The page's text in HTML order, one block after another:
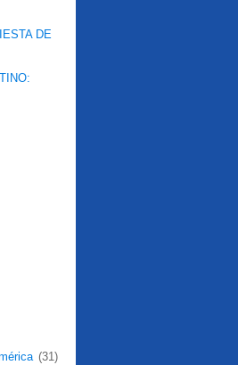
DE
(31)